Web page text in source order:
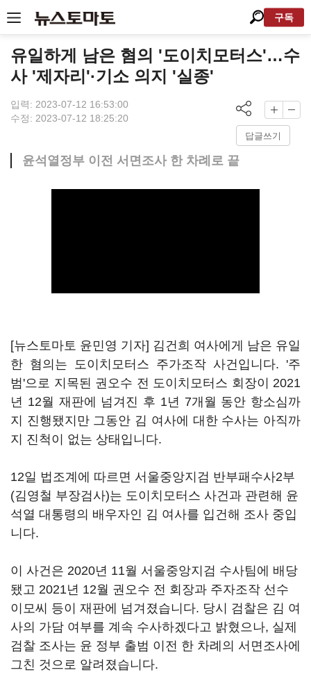
구독
유일하게 남은 혐의 '도이치모터스'…수
사 '제자리'·기소 의지 '실종'
입력: 2023-07-12 16:53:00
수정: 2023-07-12 18:25:20
답글쓰기
윤석열정부 이전 서면조사 한 차례로 끝
[뉴스토마토 윤민영 기자] 김건희 여사에게 남은 유일
한 혐의는 도이치모터스 주가조작 사건입니다. '주
범'으로 지목된 권오수 전 도이치모터스 회장이 2021
년 12월 재판에 넘겨진 후 1년 7개월 동안 항소심까
지 진행됐지만 그동안 김 여사에 대한 수사는 아직까
지 진척이 없는 상태입니다.
12일 법조계에 따르면 서울중앙지검 반부패수사2부
(김영철 부장검사)는 도이치모터스 사건과 관련해 윤
석열 대통령의 배우자인 김 여사를 입건해 조사 중입
니다.
이 사건은 2020년 11월 서울중앙지검 수사팀에 배당
됐고 2021년 12월 권오수 전 회장과 주자조작 선수
이모씨 등이 재판에 넘겨졌습니다. 당시 검찰은 김 여
사의 가담 여부를 계속 수사하겠다고 밝혔으나, 실제
검찰 조사는 윤 정부 출범 이전 한 차례의 서면조사에
그친 것으로 알려졌습니다.